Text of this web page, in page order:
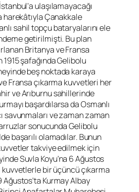
ulaşılamayacağı
harekâtıyla Çanakkale
sahil topçu bataryalarını ele
getirilmişti. Bu plan
Britanya ve Fransa
şafağında Gelibolu
beş noktada karaya
Fransa çıkarma kuvvetleri her
ve Arıburnu sahillerinde
başardılarsa da Osmanlı
savunmaları ve zaman zaman
sonucunda Gelibolu
başarılı olamadılar. Bunun
takviye edilmek için
Suvla Koyu’na 6 Ağustos
kuvvetlerle bir üçüncü çıkarma
Ağustos’ta Kurmay Albay